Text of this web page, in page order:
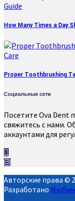
How Many Times a Day
Proper Toothbrushing
Социальные сети
Посетите Ova Dent
свяжитесь с нами.
аккаунтами для
Авторские права ©
Разработано Мюбин